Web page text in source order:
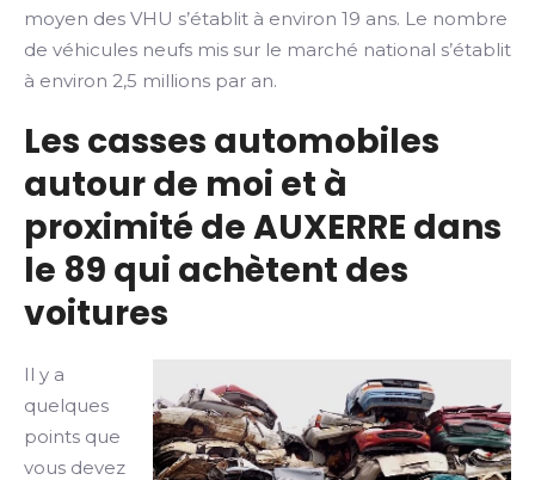
moyen des VHU s’établit à environ 19 ans. Le nombre
de véhicules neufs mis sur le marché national s’établit
à environ 2,5 millions par an.
Les casses automobiles
autour de moi et à
proximité de AUXERRE dans
le 89 qui achètent des
voitures
Il y a
quelques
points que
vous devez